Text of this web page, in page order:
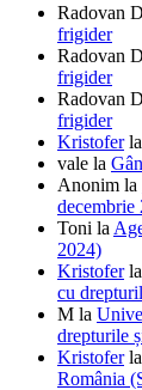
Radovan
frigider
Radovan
frigider
Radovan
frigider
Kristoferla
vale la
Anonim la
decembrie
Toni la
2024)
Kristoferla
cu
M la
drepturile
Kristoferla
România